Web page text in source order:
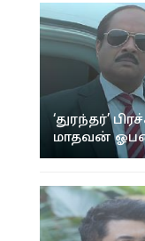
‘துரந்தர்’
மாதவன்